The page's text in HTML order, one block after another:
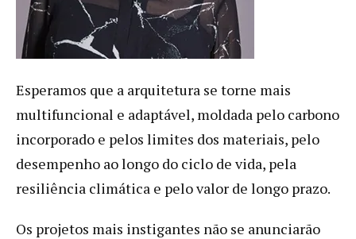
Esperamos que a arquitetura se torne mais
multifuncional e adaptável, moldada pelo carbono
incorporado e pelos limites dos materiais, pelo
desempenho ao longo do ciclo de vida, pela
resiliência climática e pelo valor de longo prazo.
Os projetos mais instigantes não se anunciarão